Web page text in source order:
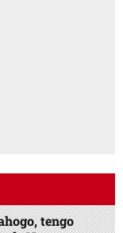
tengo